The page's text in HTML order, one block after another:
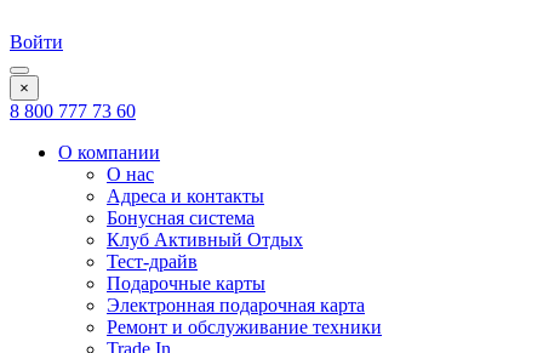
Войти
×
8 800 777 73 60
О компании
О нас
Адреса и контакты
Бонусная система
Клуб Активный Отдых
Тест-драйв
Подарочные карты
Электронная подарочная карта
Ремонт и обслуживание техники
Trade In